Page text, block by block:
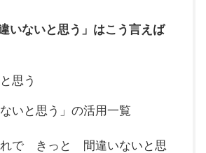
いないと思う」はこう言えば
思う
ないと思う」の活用一覧
で きっと 間違いないと思